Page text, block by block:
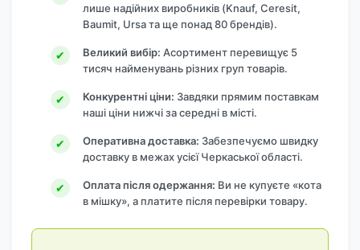
лише надійних виробників (Knauf, Ceresit,
Baumit, Ursa та ще понад 80 брендів).
Великий вибір: Асортимент перевищує 5
тисяч найменувань різних груп товарів.
Конкурентні ціни: Завдяки прямим поставкам
наші ціни нижчі за середні в місті.
Оперативна доставка: Забезпечуємо швидку
доставку в межах усієї Черкаської області.
Оплата після одержання: Ви не купуєте «кота
в мішку», а платите після перевірки товару.